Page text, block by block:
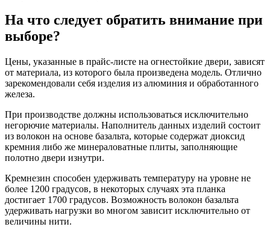
На что следует обратить внимание при
выборе?
Цены, указанные в прайс-листе на огнестойкие двери, зависят
от материала, из которого была произведена модель. Отлично
зарекомендовали себя изделия из алюминия и обработанного
железа.
При производстве должны использоваться исключительно
негорючие материалы. Наполнитель данных изделий состоит
из волокон на основе базальта, которые содержат диоксид
кремния либо же минераловатные плиты, заполняющие
полотно двери изнутри.
Кремнезин способен удерживать температуру на уровне не
более 1200 градусов, в некоторых случаях эта планка
достигает 1700 градусов. Возможность волокон базальта
удерживать нагрузки во многом зависит исключительно от
величины нити.